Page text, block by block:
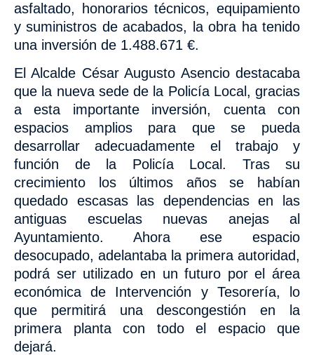
asfaltado, honorarios técnicos, equipamiento
y suministros de acabados, la obra ha tenido
una inversión de 1.488.671 €.
El Alcalde César Augusto Asencio destacaba
que la nueva sede de la Policía Local, gracias
a esta importante inversión, cuenta con
espacios amplios para que se pueda
desarrollar adecuadamente el trabajo y
función de la Policía Local. Tras su
crecimiento los últimos años se habían
quedado escasas las dependencias en las
antiguas escuelas nuevas anejas al
Ayuntamiento. Ahora ese espacio
desocupado, adelantaba la primera autoridad,
podrá ser utilizado en un futuro por el área
económica de Intervención y Tesorería, lo
que permitirá una descongestión en la
primera planta con todo el espacio que
dejará.